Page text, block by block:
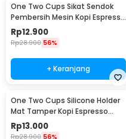
One Two Cups Sikat Sendok
Pembersih Mesin Kopi Espresso
2in1 - 8809
Rp12.900
Rp28.900 56%
+ Keranjang
One Two Cups Silicone Holder
Mat Tamper Kopi Espresso
Barista - 0310
Rp13.000
Rp28.900 56%